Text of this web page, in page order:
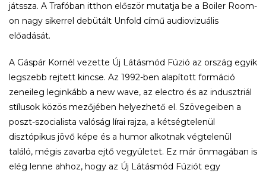
játssza. A Trafóban itthon először mutatja be a Boiler Room-
on nagy sikerrel debütált Unfold című audiovizuális
előadását.
A Gáspár Kornél vezette Új Látásmód Fúzió az ország egyik
legszebb rejtett kincse. Az 1992-ben alapított formáció
zeneileg leginkább a new wave, az electro és az indusztriál
stílusok közös mezőjében helyezhető el. Szövegeiben a
poszt-szocialista valóság lírai rajza, a kétségtelenül
disztópikus jövő képe és a humor alkotnak végtelenül
találó, mégis zavarba ejtő vegyületet. Ez már önmagában is
elég lenne ahhoz, hogy az Új Látásmód Fúziót egy